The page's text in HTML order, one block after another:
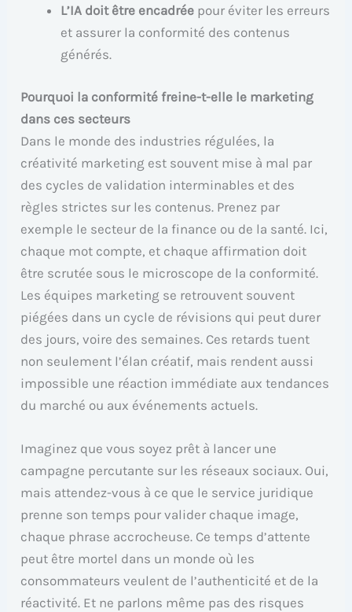
L’IA doit être encadrée pour éviter les erreurs
et assurer la conformité des contenus
générés.
Pourquoi la conformité freine-t-elle le marketing
dans ces secteurs
Dans le monde des industries régulées, la
créativité marketing est souvent mise à mal par
des cycles de validation interminables et des
règles strictes sur les contenus. Prenez par
exemple le secteur de la finance ou de la santé. Ici,
chaque mot compte, et chaque affirmation doit
être scrutée sous le microscope de la conformité.
Les équipes marketing se retrouvent souvent
piégées dans un cycle de révisions qui peut durer
des jours, voire des semaines. Ces retards tuent
non seulement l’élan créatif, mais rendent aussi
impossible une réaction immédiate aux tendances
du marché ou aux événements actuels.
Imaginez que vous soyez prêt à lancer une
campagne percutante sur les réseaux sociaux. Oui,
mais attendez-vous à ce que le service juridique
prenne son temps pour valider chaque image,
chaque phrase accrocheuse. Ce temps d’attente
peut être mortel dans un monde où les
consommateurs veulent de l’authenticité et de la
réactivité. Et ne parlons même pas des risques